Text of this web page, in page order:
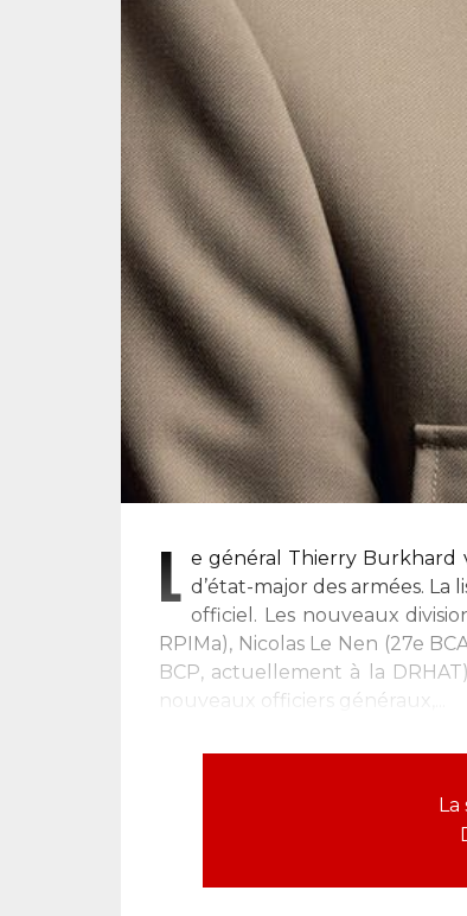
L e général Thierry Burkhard
d’état-major des armées.
officiel. Les nouveaux
RPIMa), Nicolas Le Nen (27e
BCP, actuellement à la
nouveaux officiers généraux,...